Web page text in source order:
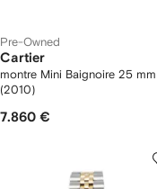
Pre-Owned
Cartier
montre Mini Baignoire 25 mm
(2010)
7.860 €